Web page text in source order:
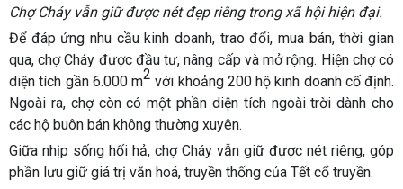
Chợ Cháy vẫn giữ được nét đẹp riêng trong xã hội hiện đại.
Để đáp ứng nhu cầu kinh doanh, trao đổi, mua bán, thời gian
qua, chợ Cháy được đầu tư, nâng cấp và mở rộng. Hiện chợ có
diện tích gần 6.000 m2 với khoảng 200 hộ kinh doanh cố định.
Ngoài ra, chợ còn có một phần diện tích ngoài trời dành cho
các hộ buôn bán không thường xuyên.
Giữa nhịp sống hối hả, chợ Cháy vẫn giữ được nét riêng, góp
phần lưu giữ giá trị văn hoá, truyền thống của Tết cổ truyền.